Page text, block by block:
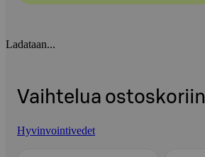
Ladataan...
Vaihtelua ostoskoriin
Hyvinvointivedet